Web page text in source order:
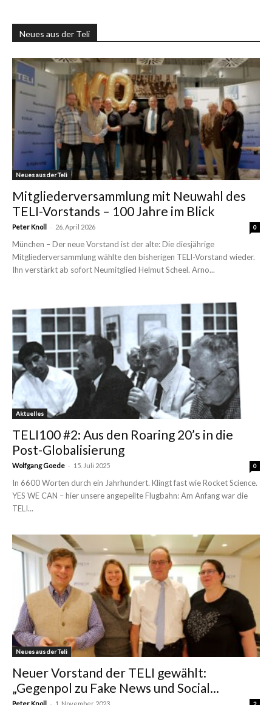
Neues aus der Teli
Neues aus der Teli
Mitgliederversammlung mit Neuwahl des
TELI-Vorstands – 100 Jahre im Blick
Peter Knoll - 26. April 2026 0
München – Der neue Vorstand ist der alte: Die diesjährige
Mitgliederversammlung wählte den bisherigen TELI-Vorstand wieder.
Ihn verstärkt ab sofort Neumitglied Helmut Scheel. Arno...
Aktuelles
TELI100 #2: Aus den Roaring 20’s in die
Post-Globalisierung
Wolfgang Goede - 15. Juli 2025 0
In 6600 Worten durch ein Jahrhundert. Klingt fast wie Rocket Science.
YES WE CAN – hier unsere angepeilte Flugbahn: Am Anfang war die
TELI...
Neues aus der Teli
Neuer Vorstand der TELI gewählt:
„Gegenpol zu Fake News und Social...